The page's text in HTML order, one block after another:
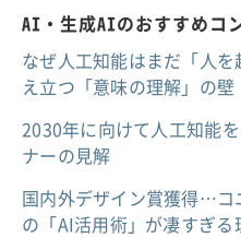
AI・生成AIのおすすめコ
なぜ人工知能はまだ「人
え立つ「意味の理解」の壁
2030年に向けて人工知能
ナーの見解
国内外デザイン賞獲得…コ
の「AI活用術」が凄すぎる